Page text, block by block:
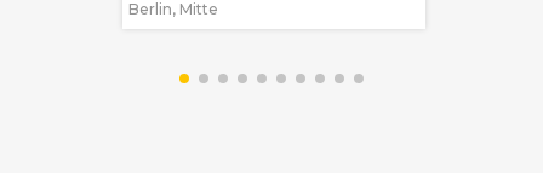
Berlin, Mitte